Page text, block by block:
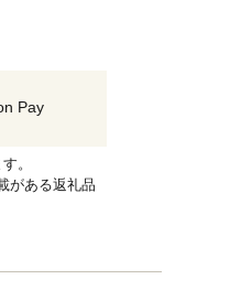
Pay
。
がある返礼品